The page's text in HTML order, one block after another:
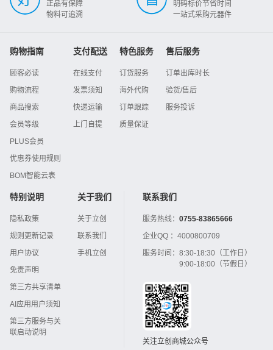
正品有保障
物料可追溯
明码标价节省时间
一站式采购元器件
购物指南
顾客必读
购物流程
商品搜索
会员等级
PLUS会员
优惠券使用规则
BOM智能云表
支付配送
在线支付
发票须知
快递运输
上门自提
特色服务
订货服务
海外代购
订单跟踪
质量保证
售后服务
订单出库时长
验货/售后
服务投诉
特别说明
隐私政策
规则更新记录
用户协议
免责声明
第三方共享清单
AI应用用户须知
第三方服务与关
联启动说明
关于我们
关于立创
联系我们
手机立创
联系我们
服务热线： 0755-83865666
企业QQ ： 4000800709
服务时间： 8:30-18:30（工作日）
9:00-18:00（节假日）
关注立创商城公众号